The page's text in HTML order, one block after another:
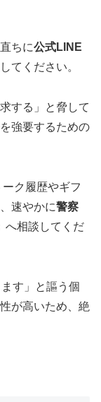
ちに公式LINE
てください。
する」と脅して
強要するための
ク履歴やギフ
速やかに警察
へ相談してくだ
す」と謳う個
が高いため、絶